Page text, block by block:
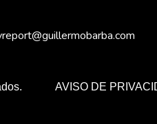
AVISO DE